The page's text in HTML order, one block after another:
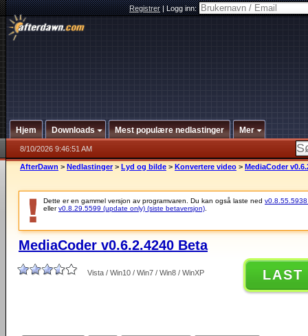
Registrer|Logg inn:
Hjem Downloads Mest populære nedlastinger Mer
8/10/2026 9:46:51 AM
AfterDawn > Nedlastinger > Lyd og bilde > Konvertere video > MediaCoder
Dette er en gammel versjon av programvaren. Du kan også laste ned v0.8.55.5938
ellerv0.8.29.5599 (update only) (siste betaversjon)
MediaCoder v0.6.2.4240 Beta
Vista / Win10 / Win7 / Win8 / WinXP LAST